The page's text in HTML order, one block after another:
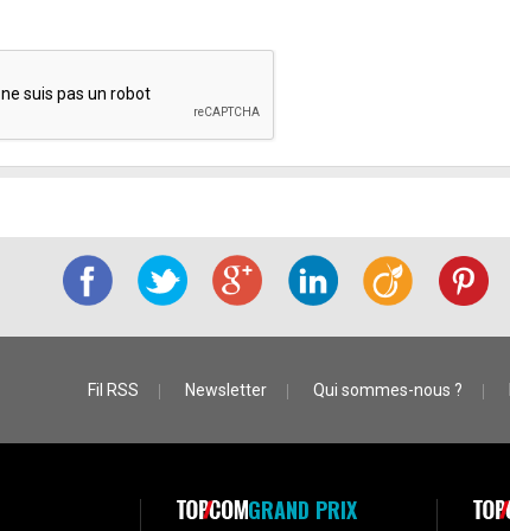
Fil RSS Newsletter Qui sommes-nous ?
GRAND PRIX